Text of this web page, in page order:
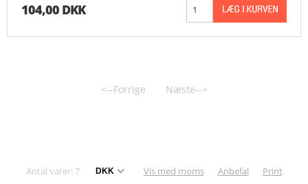
104,00 DKK
<--Forrige Næste-->
Antal varer: 7 Vis med moms Anbefal Print